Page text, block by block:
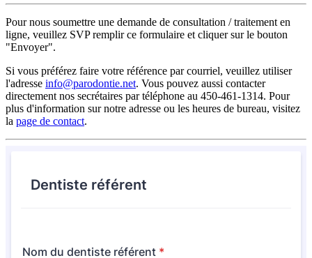
Pour nous soumettre une demande de consultation / traitement en
ligne, veuillez SVP remplir ce formulaire et cliquer sur le bouton
"Envoyer".
Si vous préférez faire votre référence par courriel, veuillez utiliser
l'adresse info@parodontie.net. Vous pouvez aussi contacter
directement nos secrétaires par téléphone au 450-461-1314. Pour
plus d'information sur notre adresse ou les heures de bureau, visitez
la page de contact.